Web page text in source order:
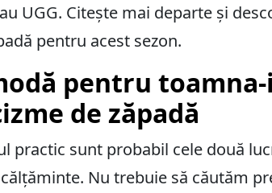
UGG. Citește mai departe și
pentru acest sezon.
pentru toamna-
de zăpadă
practic sunt probabil cele două
Nu trebuie să căutăm